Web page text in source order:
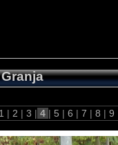
1 | 2 | 3 | 4 | 5 | 6 | 7 | 8 | 9